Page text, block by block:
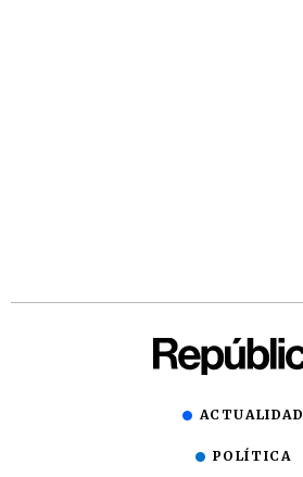
ACTUALIDAD
POLÍTICA